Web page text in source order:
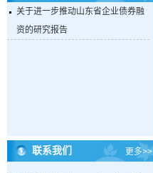
关于进一步推动山东省企业债券融
资的研究报告
联系我们 更多>>